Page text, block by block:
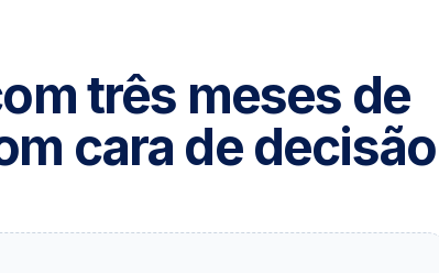
três meses de
cara de decisão